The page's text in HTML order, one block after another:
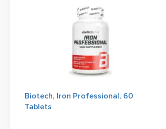
Biotech, Iron Professional, 60
Tablets